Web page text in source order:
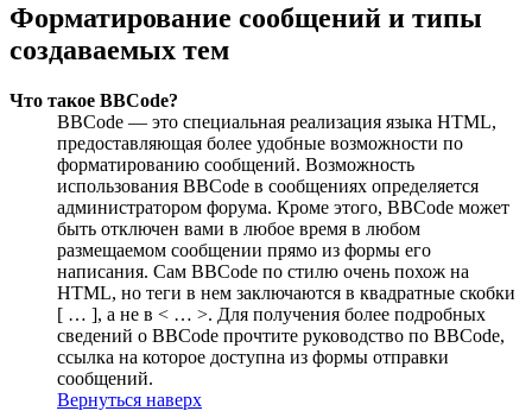
Форматирование сообщений и типы
создаваемых тем
Что такое BBCode?
BBCode — это специальная реализация языка HTML,
предоставляющая более удобные возможности по
форматированию сообщений. Возможность
использования BBCode в сообщениях определяется
администратором форума. Кроме этого, BBCode может
быть отключен вами в любое время в любом
размещаемом сообщении прямо из формы его
написания. Сам BBCode по стилю очень похож на
HTML, но теги в нем заключаются в квадратные скобки
[ … ], а не в < … >. Для получения более подробных
сведений о BBCode прочтите руководство по BBCode,
ссылка на которое доступна из формы отправки
сообщений.
Вернуться наверх